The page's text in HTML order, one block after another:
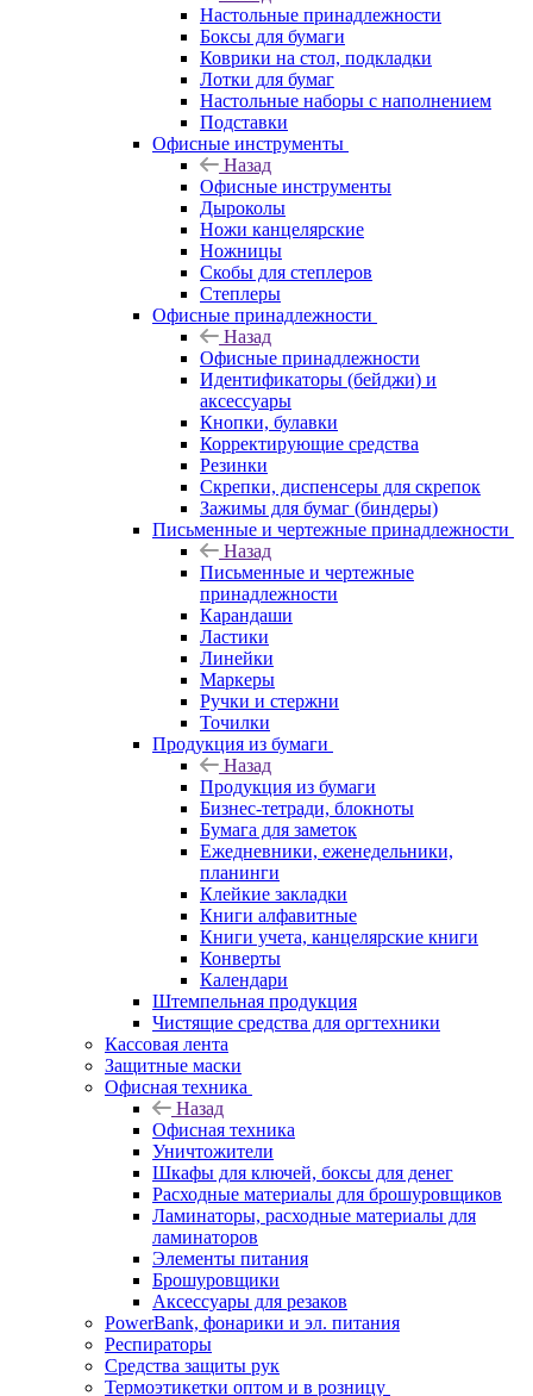
Настольные принадлежности
Боксы для бумаги
Коврики на стол, подкладки
Лотки для бумаг
Настольные наборы с наполнением
Подставки
Офисные инструменты
Назад
Офисные инструменты
Дыроколы
Ножи канцелярские
Ножницы
Скобы для степлеров
Степлеры
Офисные принадлежности
Назад
Офисные принадлежности
Идентификаторы (бейджи) и
аксессуары
Кнопки, булавки
Корректирующие средства
Резинки
Скрепки, диспенсеры для скрепок
Зажимы для бумаг (биндеры)
Письменные и чертежные принадлежности
Назад
Письменные и чертежные
принадлежности
Карандаши
Ластики
Линейки
Маркеры
Ручки и стержни
Точилки
Продукция из бумаги
Назад
Продукция из бумаги
Бизнес-тетради, блокноты
Бумага для заметок
Ежедневники, еженедельники,
планинги
Клейкие закладки
Книги алфавитные
Книги учета, канцелярские книги
Конверты
Календари
Штемпельная продукция
Чистящие средства для оргтехники
Кассовая лента
Защитные маски
Офисная техника
Назад
Офисная техника
Уничтожители
Шкафы для ключей, боксы для денег
Расходные материалы для брошуровщиков
Ламинаторы, расходные материалы для
ламинаторов
Элементы питания
Брошуровщики
Аксессуары для резаков
PowerBank, фонарики и эл. питания
Респираторы
Средства защиты рук
Термоэтикетки оптом и в розницу